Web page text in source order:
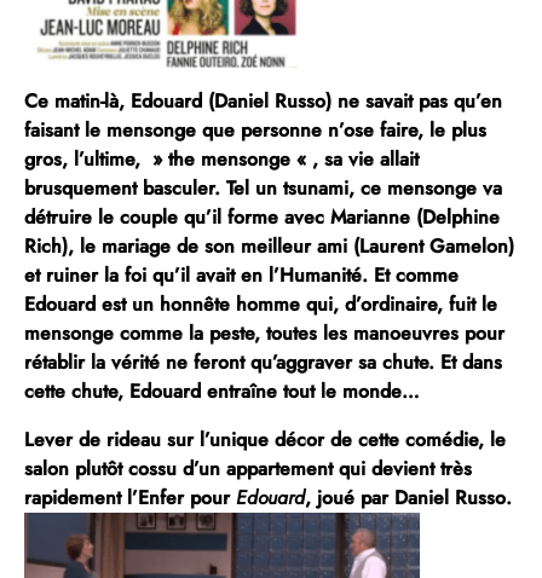
Ce matin-là, Edouard (Daniel Russo) ne savait pas qu’en
faisant le mensonge que personne n’ose faire, le plus
gros, l’ultime, » the mensonge « , sa vie allait
brusquement basculer. Tel un tsunami, ce mensonge va
détruire le couple qu’il forme avec Marianne (Delphine
Rich), le mariage de son meilleur ami (Laurent Gamelon)
et ruiner la foi qu’il avait en l’Humanité. Et comme
Edouard est un honnête homme qui, d’ordinaire, fuit le
mensonge comme la peste, toutes les manoeuvres pour
rétablir la vérité ne feront qu’aggraver sa chute. Et dans
cette chute, Edouard entraîne tout le monde…
Lever de rideau sur l’unique décor de cette comédie, le
salon plutôt cossu d’un appartement qui devient très
rapidement l’EnferpourEdouard, joué par Daniel Russo.